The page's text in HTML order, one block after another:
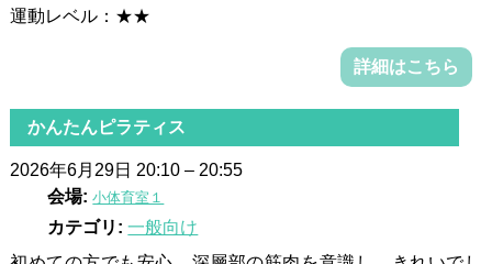
運動レベル：★★
詳細はこちら
かんたんピラティス
2026年6月29日 20:10– 20:55
会場: 小体育室１
カテゴリ: 一般向け